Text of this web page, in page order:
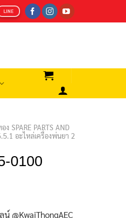
LINE
SPARE PARTS AND
อะไหล่เครื่องพ่นยา 2
0100
@KwaiThongAEC